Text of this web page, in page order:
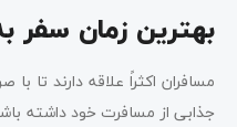
بهترین زمان سفر
مسافران اکثراً علاقه دارند تا
جذابی از مسافرت خود داشته